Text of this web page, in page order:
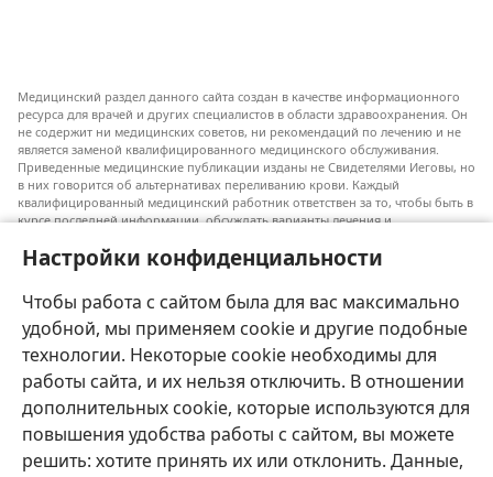
Настройки конфиденциальности
Чтобы работа с сайтом была для вас максимально
удобной, мы применяем cookie и другие подобные
технологии. Некоторые cookie необходимы для
работы сайта, и их нельзя отключить. В отношении
дополнительных cookie, которые используются для
повышения удобства работы с сайтом, вы можете
решить: хотите принять их или отклонить. Данные,
Медицинский раздел данного сайта создан в качестве информационного
ресурса для врачей и других специалистов в области здравоохранения. Он
не содержит ни медицинских советов, ни рекомендаций по лечению и не
является заменой квалифицированного медицинского обслуживания.
Приведенные медицинские публикации изданы не Свидетелями Иеговы, но
в них говорится об альтернативах переливанию крови. Каждый
квалифицированный медицинский работник ответствен за то, чтобы быть в
курсе последней информации, обсуждать варианты лечения и
с их состоянием, желаниями, ценностями и религиозными взглядами.
Не все перечисленные методы лечения подходят для каждого пациента.
Для пациентов. Всегда обращайтесь к врачу или другому
квалифицированному медицинскому работнику по вопросам, связанным с
вашим состоянием здоровья или методами лечения. Если вы заболели,
проконсультируйтесь с врачом.
Использование данного сайта определяется «Условиями использования».